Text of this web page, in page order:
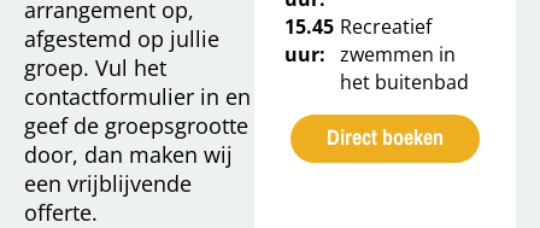
arrangement op,
afgestemd op jullie
groep. Vul het
contactformulier in en
geef de groepsgrootte
door, dan maken wij
een vrijblijvende
offerte.
15.45
uur:
Recreatief
zwemmen in
het buitenbad
Direct boeken